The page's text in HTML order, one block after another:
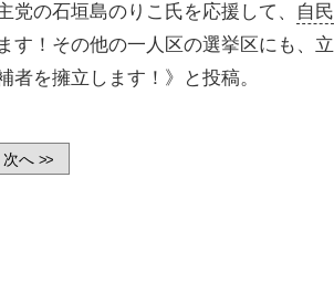
党の石垣島のりこ氏を応援して、
自民
す！その他の一人区の選挙区にも、立
を擁立します！》と投稿。
次へ >>